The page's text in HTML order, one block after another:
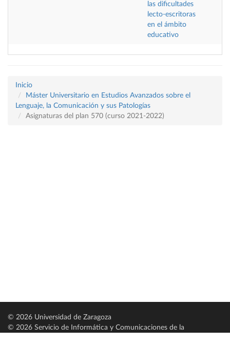
las dificultades
lecto-escritoras
en el ámbito
educativo
Inicio
Máster Universitario en Estudios Avanzados sobre el
Lenguaje, la Comunicación y sus Patologías
Asignaturas del plan 570 (curso 2021-2022)
© 2026 Universidad de Zaragoza
© 2026 Servicio de Informática y Comunicaciones de la